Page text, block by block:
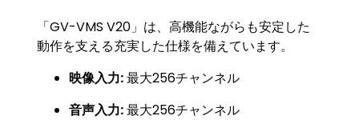
「GV-VMS V20」は、高機能ながらも安定した
動作を支える充実した仕様を備えています。
映像入力:最大256チャンネル
音声入力:最大256チャンネル